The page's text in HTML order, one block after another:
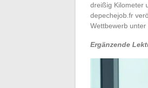
dreißig Kilometer
depechejob.fr
Wettbewerb unter
Ergänzende